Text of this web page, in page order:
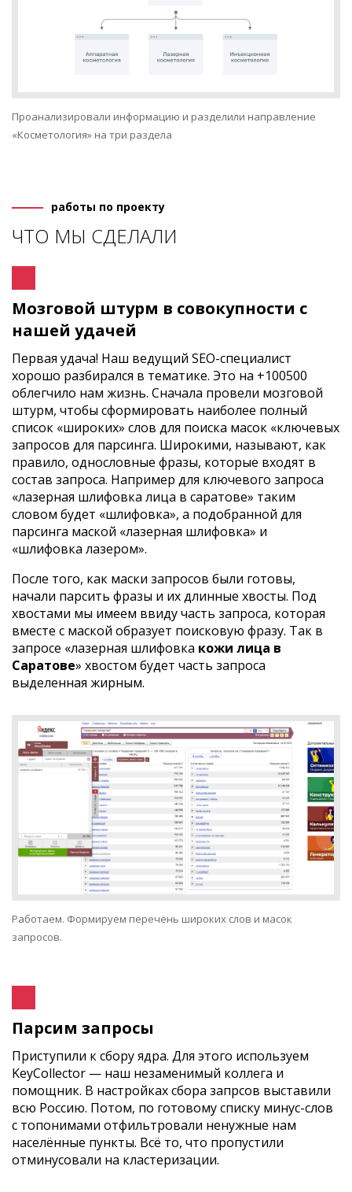
Проанализировали информацию и разделили направление
«Косметология» на три раздела
работы по проекту
ЧТО МЫ СДЕЛАЛИ
Мозговой штурм в совокупности с
нашей удачей
Первая удача! Наш ведущий SEO-специалист
хорошо разбирался в тематике. Это на +100500
облегчило нам жизнь. Сначала провели мозговой
штурм, чтобы сформировать наиболее полный
список «широких» слов для поиска масок «ключевых
запросов для парсинга. Широкими, называют, как
правило, однословные фразы, которые входят в
состав запроса. Например для ключевого запроса
«лазерная шлифовка лица в саратове» таким
словом будет «шлифовка», а подобранной для
парсинга маской «лазерная шлифовка» и
«шлифовка лазером».
После того, как маски запросов были готовы,
начали парсить фразы и их длинные хвосты. Под
хвостами мы имеем ввиду часть запроса, которая
вместе с маской образует поисковую фразу. Так в
запросе «лазерная шлифовка кожи лица в
Саратове» хвостом будет часть запроса
выделенная жирным.
Работаем. Формируем перечень широких слов и масок
запросов.
Парсим запросы
Приступили к сбору ядра. Для этого используем
KeyCollector — наш незаменимый коллега и
помощник. В настройках сбора запрсов выставили
всю Россию. Потом, по готовому списку минус-слов
с топонимами отфильтровали ненужные нам
населённые пункты. Всё то, что пропустили
отминусовали на кластеризации.